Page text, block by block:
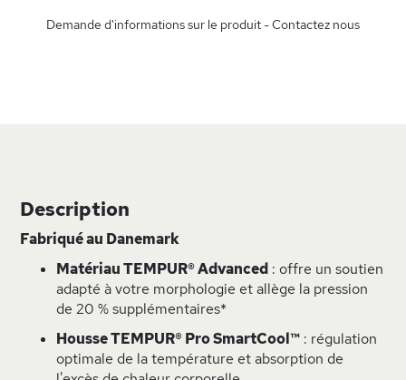
Demande d'informations sur le produit - Contactez nous
Description
Fabriqué au Danemark
Matériau TEMPUR® Advanced : offre un soutien
adapté à votre morphologie et allège la pression
de 20 % supplémentaires*
Housse TEMPUR® Pro SmartCool™ : régulation
optimale de la température et absorption de